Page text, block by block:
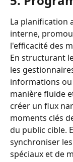
La planification
interne,
l'efficacité des
En structurant
les
informations ou
manière fluide
créer un flux
moments clés
du public cible.
synchroniser
spéciaux et de